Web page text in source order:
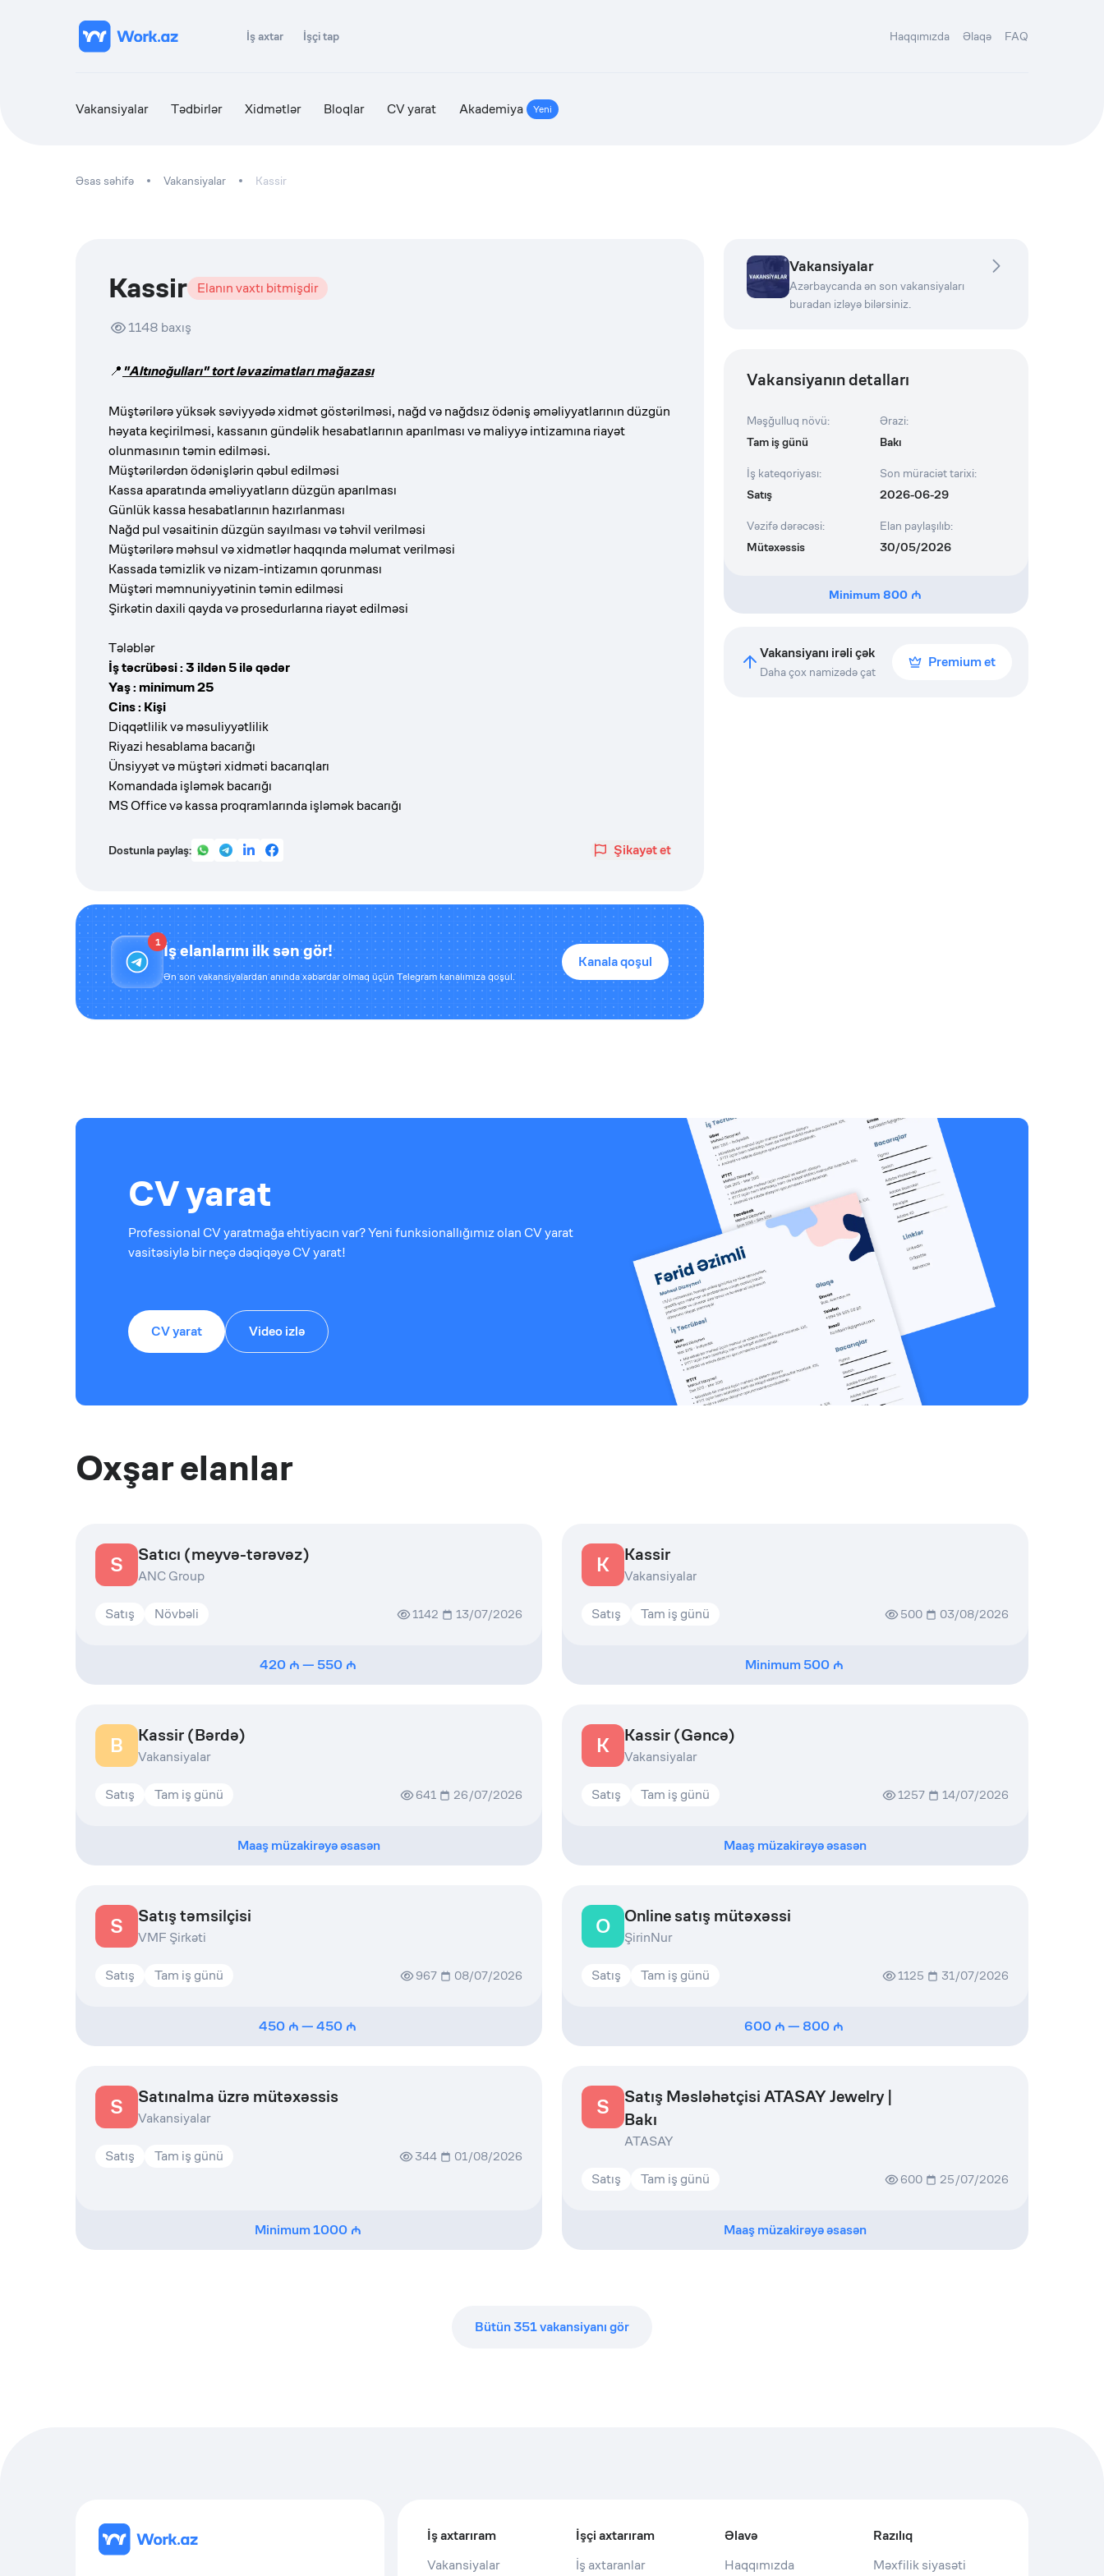
İş axtar İşçi tap Haqqımızda Əlaqə FAQ
Vakansiyalar Tədbirlər Xidmətlər Bloqlar CV yarat Akademiya Yeni
Əsas səhifə Vakansiyalar Kassir
Kassir Elanın vaxtı bitmişdir
1148 baxış
📍"Altınoğulları" tort ləvazimatları mağazası
Müştərilərə yüksək səviyyədə xidmət göstərilməsi, nağd və nağdsız ödəniş əməliyyatlarının düzgün
həyata keçirilməsi, kassanın gündəlik hesabatlarının aparılması və maliyyə intizamına riayət
olunmasının təmin edilməsi.
Müştərilərdən ödənişlərin qəbul edilməsi
Kassa aparatında əməliyyatların düzgün aparılması
Günlük kassa hesabatlarının hazırlanması
Nağd pul vəsaitinin düzgün sayılması və təhvil verilməsi
Müştərilərə məhsul və xidmətlər haqqında məlumat verilməsi
Kassada təmizlik və nizam-intizamın qorunması
Müştəri məmnuniyyətinin təmin edilməsi
Şirkətin daxili qayda və prosedurlarına riayət edilməsi
Tələblər
İş təcrübəsi : 3 ildən 5 ilə qədər
Yaş : minimum 25
Cins : Kişi
Diqqətlilik və məsuliyyətlilik
Riyazi hesablama bacarığı
Ünsiyyət və müştəri xidməti bacarıqları
Komandada işləmək bacarığı
MS Office və kassa proqramlarında işləmək bacarığı
Dostunla paylaş: Şikayət et
1 İş elanlarını ilk sən gör!
Ən son vakansiyalardan anında xəbərdar olmaq üçün Telegram kanalımıza qoşul.
Kanala qoşul
Vakansiyalar
Azərbaycanda ən son vakansiyaları
buradan izləyə bilərsiniz.
Vakansiyanın detalları
Məşğulluq növü:
Tam iş günü
Ərazi:
Bakı
İş kateqoriyası:
Satış
Son müraciət tarixi:
2026-06-29
Vəzifə dərəcəsi:
Mütəxəssis
Elan paylaşılıb:
30/05/2026
Minimum 800
Vakansiyanı irəli çək
Daha çox namizədə çat
Premium et
CV yarat
Professional CV yaratmağa ehtiyacın var? Yeni funksionallığımız olan CV yarat
vasitəsiylə bir neçə dəqiqəyə CV yarat!
CV yarat Video izlə
Oxşar elanlar
S Satıcı (meyvə-tərəvəz)
ANC Group
Satış Növbəli 1142 13/07/2026
420 — 550
K Kassir
Vakansiyalar
Satış Tam iş günü 500 03/08/2026
Minimum500
B Kassir (Bərdə)
Vakansiyalar
Satış Tam iş günü 641 26/07/2026
Maaş müzakirəyə əsasən
K Kassir (Gəncə)
Vakansiyalar
Satış Tam iş günü 1257 14/07/2026
Maaş müzakirəyə əsasən
S Satış təmsilçisi
VMF Şirkəti
Satış Tam iş günü 967 08/07/2026
450 —450
O Online satış mütəxəssi
ŞirinNur
Satış Tam iş günü 1125 31/07/2026
600 — 800
S Satınalma üzrə mütəxəssis
Vakansiyalar
Satış Tam iş günü 344 01/08/2026
Minimum1000
S
Satış Məsləhətçisi ATASAY Jewelry |
Bakı
ATASAY
Satış Tam iş günü 600 25/07/2026
Maaş müzakirəyə əsasən
Bütün351vakansiyanı gör
İş axtarıram
Vakansiyalar
İşçi axtarıram
İş axtaranlar
Əlavə
Haqqımızda
Razılıq
Məxfilik siyasəti